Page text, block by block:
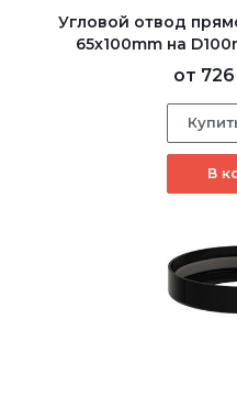
Угловой отвод
65х100mm на
от
В